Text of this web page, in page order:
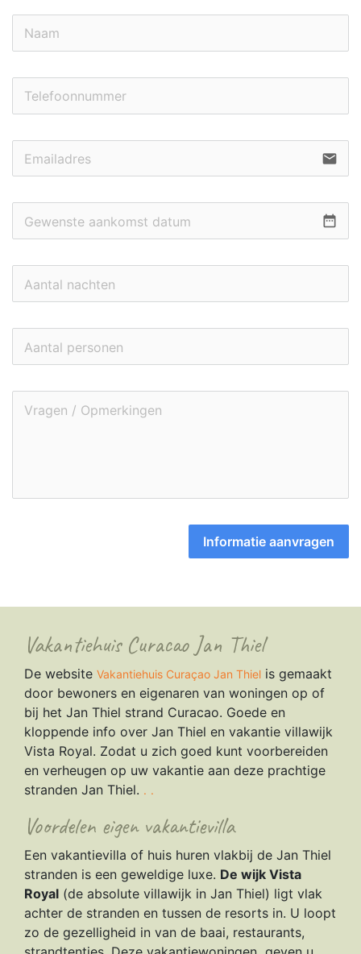
email
date_range
Informatie aanvragen
Vakantiehuis Curacao Jan Thiel
De website Vakantiehuis Curaçao Jan Thiel is gemaakt
door bewoners en eigenaren van woningen op of
bij het Jan Thiel strand Curacao. Goede en
kloppende info over Jan Thiel en vakantie villawijk
Vista Royal. Zodat u zich goed kunt voorbereiden
en verheugen op uw vakantie aan deze prachtige
stranden Jan Thiel.
Voordelen eigen vakantievilla
Een vakantievilla of huis huren vlakbij de Jan Thiel
stranden is een geweldige luxe. De wijk Vista
Royal (de absolute villawijk in Jan Thiel) ligt vlak
achter de stranden en tussen de resorts in. U loopt
zo de gezelligheid in van de baai, restaurants,
strandtentjes. Deze vakantiewoningen geven u